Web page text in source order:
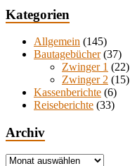
Kategorien
Allgemein (145)
Bautagebücher(37)
Zwinger 1 (22)
Zwinger 2 (15)
Kassenberichte (6)
Reiseberichte (33)
Archiv
Archiv